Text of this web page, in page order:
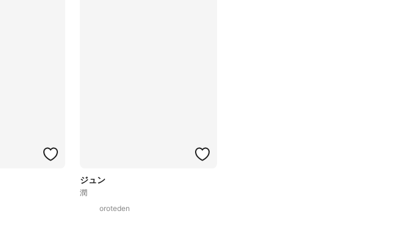
ジュン
潤
oroteden